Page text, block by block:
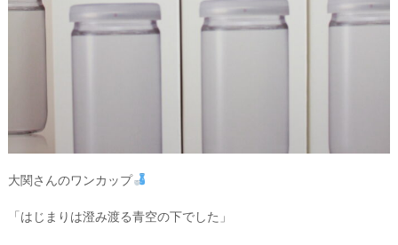
大関さんのワンカップ
「はじまりは澄み渡る青空の下でした」